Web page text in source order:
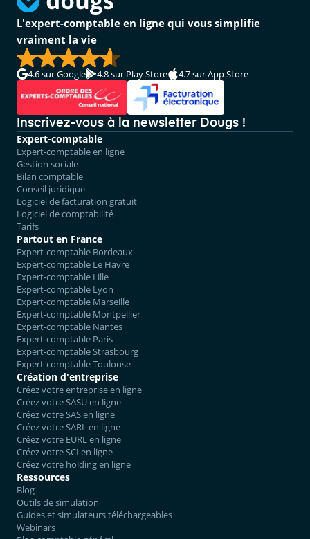
L'expert-comptable en ligne qui vous simplifie
vraiment la vie
4.6sur Google 4.8sur Play Store 4.7sur App Store
Inscrivez-vous à la newsletter Dougs !
Expert-comptable
Expert-comptable en ligne
Gestion sociale
Bilan comptable
Conseil juridique
Logiciel de facturation gratuit
Logiciel de comptabilité
Tarifs
Partout en France
Expert-comptable Bordeaux
Expert-comptable Le Havre
Expert-comptable Lille
Expert-comptable Lyon
Expert-comptable Marseille
Expert-comptable Montpellier
Expert-comptable Nantes
Expert-comptable Paris
Expert-comptable Strasbourg
Expert-comptable Toulouse
Création d'entreprise
Créez votre entreprise en ligne
Créez votre SASU en ligne
Créez votre SAS en ligne
Créez votre SARL en ligne
Créez votre EURL en ligne
Créez votre SCI en ligne
Créez votre holding en ligne
Ressources
Blog
Outils de simulation
Guides et simulateurs téléchargeables
Webinars